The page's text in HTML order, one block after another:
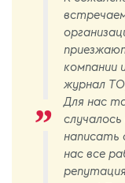
компании
журнал
Для нас
написать
нас все